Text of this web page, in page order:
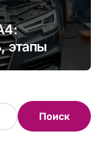
этапы